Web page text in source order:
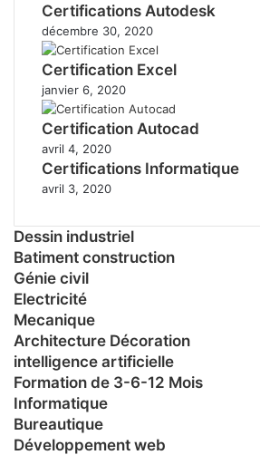
Certifications Autodesk
décembre 30, 2020
Certification Excel
janvier 6, 2020
Certification Autocad
avril 4, 2020
Certifications Informatique
avril 3, 2020
Dessin industriel
Batiment construction
Génie civil
Electricité
Mecanique
Architecture Décoration
intelligence artificielle
Formation de 3-6-12 Mois
Informatique
Bureautique
Développement web